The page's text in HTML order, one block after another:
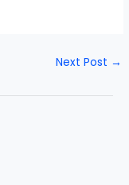
Next Post →